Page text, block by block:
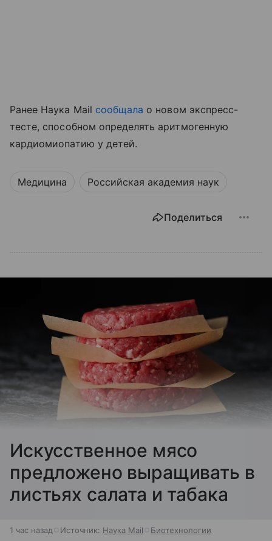
Ранее Наука Mail сообщала о новом экспресс-
тесте, способном определять аритмогенную
кардиомиопатию у детей.
Медицина Российская академия наук
Поделиться
Искусственное мясо
предложено выращивать в
листьях салата и табака
1 час назад Источник: Наука Mail Биотехнологии